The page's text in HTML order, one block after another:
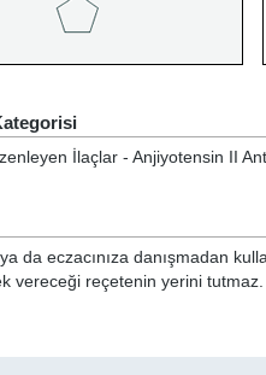
İlaçlar - Anjiyotensin II
da eczacınıza danışmadan
vereceği reçetenin yerini